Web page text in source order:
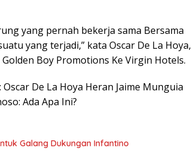
yang pernah bekerja sama Bersama
yang terjadi,” kata Oscar De La Hoya,
Boy Promotions Ke Virgin Hotels.
De La Hoya Heran Jaime Munguia
Ada Apa Ini?
Galang Dukungan Infantino